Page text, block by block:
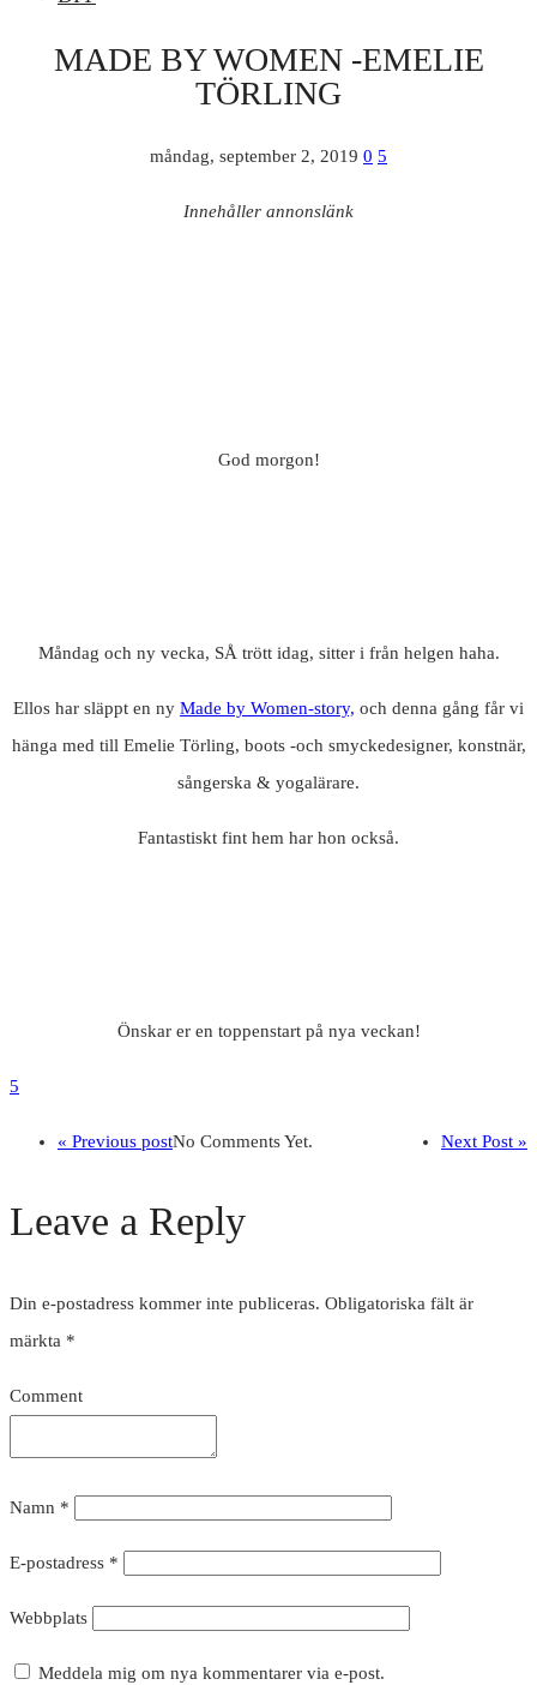
MADE BY WOMEN -EMELIE
TÖRLING
måndag, september 2, 2019 0 5
Innehåller annonslänk
God morgon!
Måndag och ny vecka, SÅ trött idag, sitter i från helgen haha.
Ellos har släppt en ny Made by Women-story, och denna gång får vi
hänga med till Emelie Törling, boots -och smyckedesigner, konstnär,
sångerska & yogalärare.
Fantastiskt fint hem har hon också.
Önskar er en toppenstart på nya veckan!
5
« Previous post Next Post »
No Comments Yet.
Leave a Reply
Din e-postadress kommer inte publiceras. Obligatoriska fält är
märkta *
Comment
Namn *
E-postadress *
Webbplats
Meddela mig om nya kommentarer via e-post.